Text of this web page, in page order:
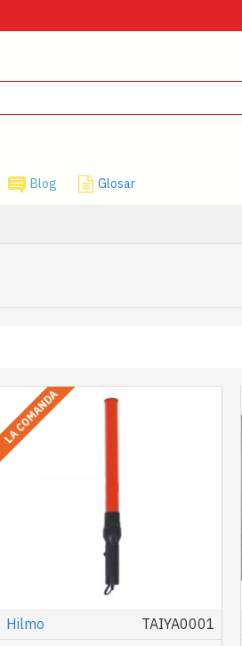
Blog Glosar
LA COMANDA
Hilmo TAIYA0001